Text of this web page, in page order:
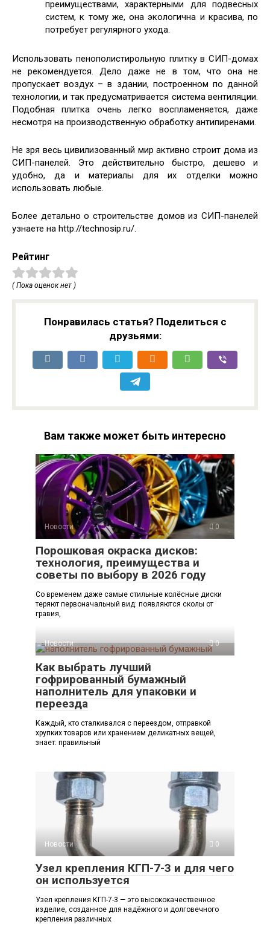
преимуществами, характерными для подвесных
систем, к тому же, она экологична и красива, по
потребует регулярного ухода.
Использовать пенополистирольную плитку в СИП-домах
не рекомендуется. Дело даже не в том, что она не
пропускает воздух – в здании, построенном по данной
технологии, и так предусматривается система вентиляции.
Подобная плитка очень легко воспламеняется, даже
несмотря на производственную обработку антипиренами.
Не зря весь цивилизованный мир активно строит дома из
СИП-панелей. Это действительно быстро, дешево и
удобно, да и материалы для их отделки можно
использовать любые.
Более детально о строительстве домов из СИП-панелей
узнаете на http://technosip.ru/.
Рейтинг
( Пока оценок нет )
Понравилась статья? Поделиться с
друзьями:
Вам также может быть интересно
Новости 0
Порошковая окраска дисков:
технология, преимущества и
советы по выбору в 2026 году
Со временем даже самые стильные колёсные диски
теряют первоначальный вид: появляются сколы от
гравия,
Новости 0
Как выбрать лучший
гофрированный бумажный
наполнитель для упаковки и
переезда
Каждый, кто сталкивался с переездом, отправкой
хрупких товаров или хранением деликатных вещей,
знает: правильный
Новости 0
Узел крепления КГП-7-3 и для чего
он используется
Узел крепления КГП-7-3 — это высококачественное
изделие, созданное для надёжного и долговечного
крепления различных